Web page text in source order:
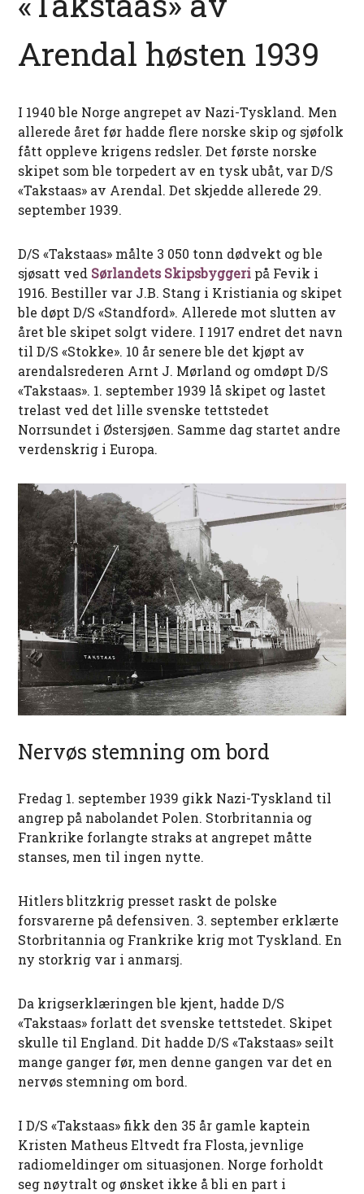
Arendal høsten 1939
I 1940 ble Norge angrepet av Nazi-Tyskland. Men
allerede året før hadde flere norske skip og sjøfolk
fått oppleve krigens redsler. Det første norske
skipet som ble torpedert av en tysk ubåt, var D/S
«Takstaas» av Arendal. Det skjedde allerede 29.
september 1939.
D/S «Takstaas» målte 3 050 tonn dødvekt og ble
sjøsatt ved Sørlandets Skipsbyggeri på Fevik i
1916. Bestiller var J.B. Stang i Kristiania og skipet
ble døpt D/S «Standford». Allerede mot slutten av
året ble skipet solgt videre. I 1917 endret det navn
til D/S «Stokke». 10 år senere ble det kjøpt av
arendalsrederen Arnt J. Mørland og omdøpt D/S
«Takstaas». 1. september 1939 lå skipet og lastet
trelast ved det lille svenske tettstedet
Norrsundet i Østersjøen. Samme dag startet andre
verdenskrig i Europa.
Nervøs stemning om bord
Fredag 1. september 1939 gikk Nazi-Tyskland til
angrep på nabolandet Polen. Storbritannia og
Frankrike forlangte straks at angrepet måtte
stanses, men til ingen nytte.
Hitlers blitzkrig presset raskt de polske
forsvarerne på defensiven. 3. september erklærte
Storbritannia og Frankrike krig mot Tyskland. En
ny storkrig var i anmarsj.
Da krigserklæringen ble kjent, hadde D/S
«Takstaas» forlatt det svenske tettstedet. Skipet
skulle til England. Dit hadde D/S «Takstaas» seilt
mange ganger før, men denne gangen var det en
nervøs stemning om bord.
I D/S «Takstaas» fikk den 35 år gamle kaptein
Kristen Matheus Eltvedt fra Flosta, jevnlige
radiomeldinger om situasjonen. Norge forholdt
seg nøytralt og ønsket ikke å bli en part i